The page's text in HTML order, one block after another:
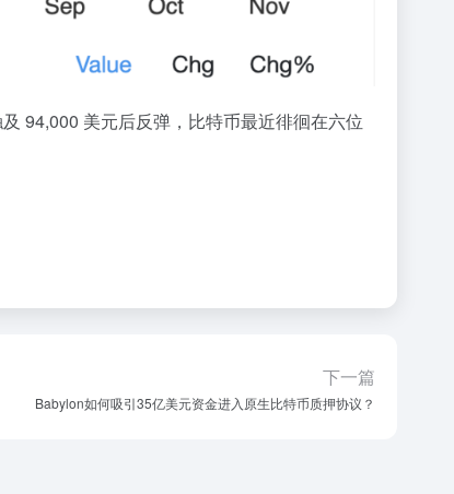
94,000 美元后反弹，比特币最近徘徊在六位
下一篇
Babylon如何吸引35亿美元资金进入原生比特币质押协议？